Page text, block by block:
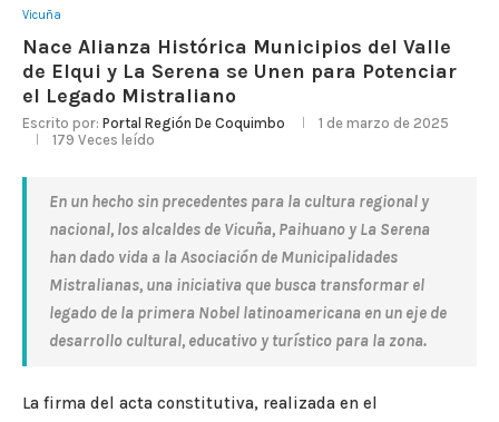
Vicuña
Nace Alianza Histórica Municipios del Valle
de Elqui y La Serena se Unen para Potenciar
el Legado Mistraliano
Escrito por: Portal Región De Coquimbo
1 de marzo de 2025
179 Veces leído
En un hecho sin precedentes para la cultura regional y
nacional, los alcaldes de Vicuña, Paihuano y La Serena
han dado vida a la Asociación de Municipalidades
Mistralianas, una iniciativa que busca transformar el
legado de la primera Nobel latinoamericana en un eje de
desarrollo cultural, educativo y turístico para la zona.
La firma del acta constitutiva, realizada en el